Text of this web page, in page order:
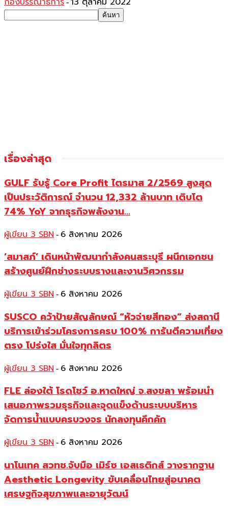
-
เรื่องล่าสุด
GULF รับรู้ Core Profit ไตรมาส 2/2569 สูงสุด
เป็นประวัติการณ์ จำนวน 12,332 ล้านบาท เติบโต
74% YoY จากธุรกิจพลังงาน...
ผู้เขียน 3 SBN - 6 สิงหาคม 2026
‘สมาสภ์’ เดินหน้าพัฒนากำลังคนสระบุรี ผนึกเอกชน
สร้างศูนย์ฝึกช่างระบบรางและงานวิศวกรรม
ผู้เขียน 3 SBN - 6 สิงหาคม 2026
SUSCO คว้าป้ายสัญลักษณ์ “หัวจ่ายสีทอง” ส่งสถานี
บริการเข้าร่วมโครงการครบ 100% การันตีความเที่ยง
ตรง โปร่งใส มั่นใจทุกลิตร
ผู้เขียน 3 SBN - 6 สิงหาคม 2026
FLE ล่องใต้ โรดโชว์ อ.หาดใหญ่ จ.สงขลา พร้อมนำ
เสนอภาพรวมธุรกิจและจุดแข็งด้านระบบบริหาร
จัดการน้ำแบบครบวงจร นักลงทุนคึกคัก
ผู้เขียน 3 SBN - 6 สิงหาคม 2026
นาโนเทค สวทช.จับมือ เมิร์ซ เอสเธติกส์ วางรากฐาน
Aesthetic Longevity ขับเคลื่อนไทยสู่อนาคต
เศรษฐกิจสุขภาพและอายุวัฒน์